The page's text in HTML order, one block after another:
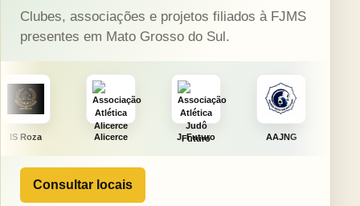
Clubes, associações e projetos filiados à FJMS
presentes em Mato Grosso do Sul.
Alicerce J. Futuro AAJNG TSURU
Consultar locais